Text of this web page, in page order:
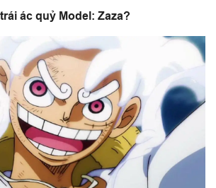
ác quỷ Model: Zaza?